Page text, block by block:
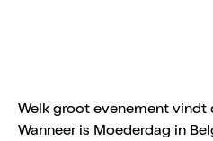
Welk groot evenement vindt
Wanneer is Moederdag in